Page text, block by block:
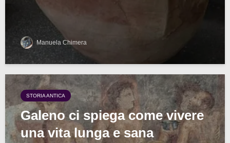
Manuela Chimera
STORIA ANTICA
Galeno ci spiega come vivere
una vita lunga e sana